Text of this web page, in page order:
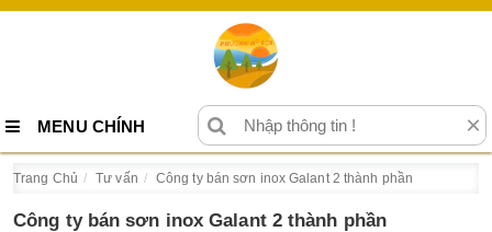
MENU CHÍNH ×
Trang Chủ Tư vấn Công ty bán sơn inox Galant 2 thành phần
Công ty bán sơn inox Galant 2 thành phần